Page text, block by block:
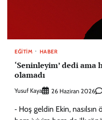
EĞITIM HABER
‘Seninleyim’ dedi
olamadı
Yusuf Kaya 26 Haziran 2026
⁃ Hoş geldin Ekin,